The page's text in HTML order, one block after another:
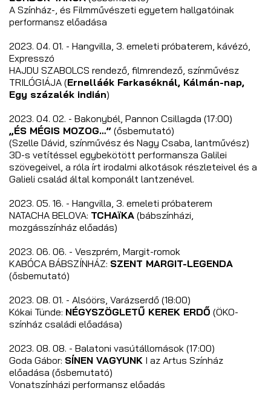
A Színház-, és Filmművészeti egyetem hallgatóinak
performansz előadása
2023. 04. 01. - Hangvilla, 3. emeleti próbaterem, kávézó,
Expresszó
HAJDU SZABOLCS rendező, filmrendező, színművész
TRILÓGIÁJA (Ernelláék Farkaséknál, Kálmán-nap,
Egy százalék indián)
2023. 04. 02. - Bakonybél, Pannon Csillagda (17:00)
„ÉS MÉGIS MOZOG…” (ősbemutató)
(Szelle Dávid, színművész és Nagy Csaba, lantművész)
3D-s vetítéssel egybekötött performansza Galilei
szövegeivel, a róla írt irodalmi alkotások részleteivel és a
Galieli család által komponált lantzenével.
2023. 05. 16. - Hangvilla, 3. emeleti próbaterem
NATACHA BELOVA: TCHAїKA (bábszínházi,
mozgásszínház előadás)
2023. 06. 06. - Veszprém, Margit-romok
KABÓCA BÁBSZÍNHÁZ: SZENT MARGIT-LEGENDA
(ősbemutató)
2023. 08. 01. - Alsóörs, Varázserdő (18:00)
Kókai Tünde: NÉGYSZÖGLETŰ KEREK ERDŐ (ÖKO-
színház családi előadása)
2023. 08. 08. - Balatoni vasútállomások (17:00)
Goda Gábor: SÍNEN VAGYUNK I az Artus Színház
előadása (ősbemutató)
Vonatszínházi performansz előadás